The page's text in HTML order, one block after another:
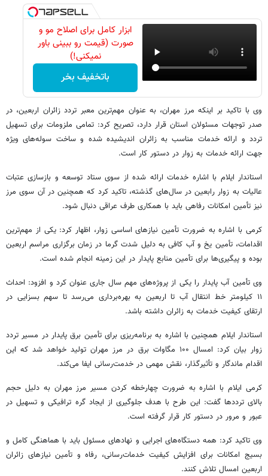
ابزار کامل برای اصلاح مو و
صورت (قیمت رو ببینی باور
نمیکنی!)
باتخفیف بخر
وی با تاکید بر اینکه مرز مهران، به عنوان مهم‌ترین معبر تردد زائران اربعین، در
صدر توجهات مسئولان استان قرار دارد، تصریح کرد: تمامی ملزومات برای تسهیل
تردد و ارائه خدمات مناسب به زائران اندیشیده شده و ساخت سوله‌های ویژه
جهت ارائه خدمات به زوار در دستور کار است.
استاندار ایلام با اشاره خدمات ارائه شده از سوی ستاد توسعه و بازسازی عتبات
عالیات به زوار رابعین در سال‌های گذشته، تاکید کرد که همچنین در آن سوی مرز
نیز تأمین امکانات رفاهی باید با همکاری طرف عراقی دنبال شود.
کرمی با اشاره به ضرورت تأمین نیازهای اساسی زوار، اظهار کرد: یکی از مهم‌ترین
اقدامات، تأمین یخ و آب کافی به دلیل شدت گرما در زمان برگزاری مراسم اربعین
بوده و پیگیری‌ها برای تأمین منابع پایدار در این زمینه انجام شده است.
وی تأمین آب پایدار را یکی از پروژه‌های مهم سال جاری عنوان کرد و افزود: احداث
۱۱ کیلومتر خط انتقال آب تا اربعین به بهره‌برداری می‌رسد تا سهم بسزایی در
ارتقای کیفیت خدمات به زائران داشته باشد.
استاندار ایلام همچنین با اشاره به برنامه‌ریزی برای تأمین برق پایدار در مسیر تردد
زوار بیان کرد: امسال ۱۰۰ مگاوات برق در مرز مهران تولید خواهد شد که این
اقدام ماندگار و تأثیرگذار، نقش مهمی در خدمت‌رسانی ایفا می‌کند.
کرمی ایلام با اشاره به ضرورت چهارخطه کردن مسیر مرز مهران به دلیل حجم
بالای ترددها گفت: این طرح با هدف جلوگیری از ایجاد گره ترافیکی و تسهیل در
عبور و مرور در دستور کار قرار گرفته است.
وی تاکید کرد: همه دستگاه‌های اجرایی و نهادهای مسئول باید با هماهنگی کامل و
بسیج امکانات برای افزایش کیفیت خدمات‌رسانی، رفاه و تأمین نیازهای زائران
اربعین امسال تلاش کنند.